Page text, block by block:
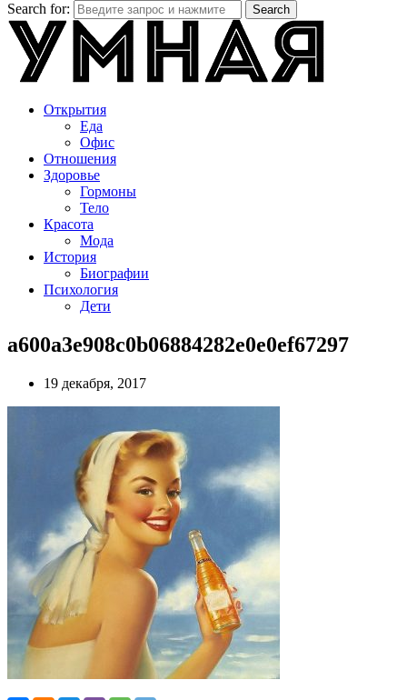
Search for: Search
Открытия
Еда
Офис
Отношения
Здоровье
Гормоны
Тело
Красота
Мода
История
Биографии
Психология
Дети
a600a3e908c0b06884282e0e0ef67297
19 декабря, 2017